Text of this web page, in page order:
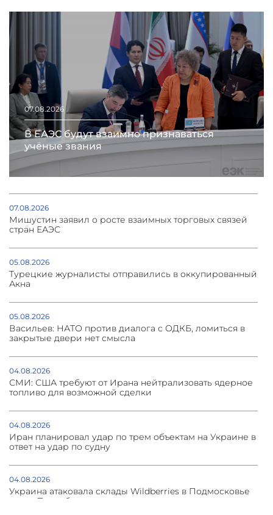
07.08.2026
В ЕАЭС будут взаимно признаваться
учёные звания
07.08.2026
Мишустин заявил о росте взаимных торговых связей
стран ЕАЭС
05.08.2026
Турецкие журналисты отправились в оккупированный
Акна
05.08.2026
Васильев: НАТО против диалога с ОДКБ, ломиться в
закрытые двери нет смысла
04.08.2026
СМИ: США требуют от Ирана нейтрализовать ядерное
топливо для возможной сделки
04.08.2026
Иран планировал удар по трем объектам на Украине в
ответ на удар по судну
04.08.2026
Украина атаковала склады Wildberries в Подмосковье
и под Петербургом